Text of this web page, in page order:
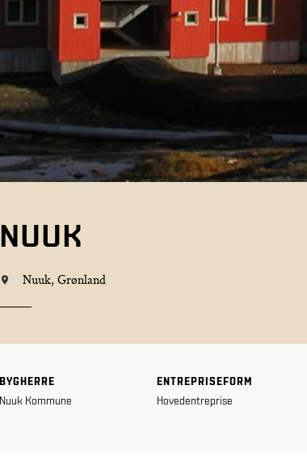
NUUK
Nuuk, Grønland
BYGHERRE
Nuuk Kommune
ENTREPRISEFORM
Hovedentreprise